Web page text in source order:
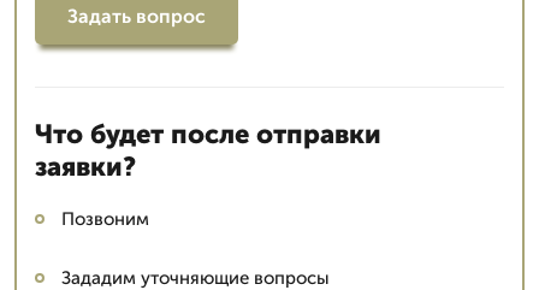
Задать вопрос
Что будет после отправки
заявки?
Позвоним
Зададим уточняющие вопросы